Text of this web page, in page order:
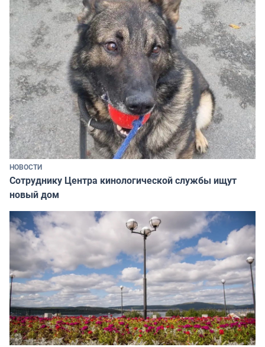
НОВОСТИ
Сотруднику Центра кинологической службы ищут
новый дом